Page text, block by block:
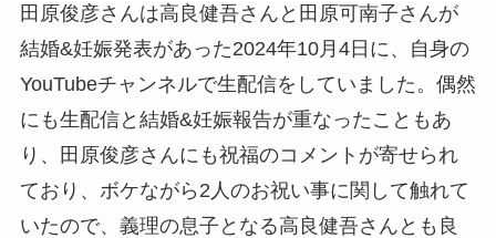
田原俊彦さんは高良健吾さんと田原可南子さんが
結婚&妊娠発表があった2024年10月4日に、自身の
YouTubeチャンネルで生配信をしていました。偶然
にも生配信と結婚&妊娠報告が重なったこともあ
り、田原俊彦さんにも祝福のコメントが寄せられ
ており、ボケながら2人のお祝い事に関して触れて
いたので、義理の息子となる高良健吾さんとも良